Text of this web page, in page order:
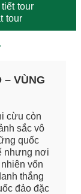
tour
tour
– VÙNG
cừu còn
sắc vô
quốc
nhưng nơi
vốn
thắng
đảo đặc